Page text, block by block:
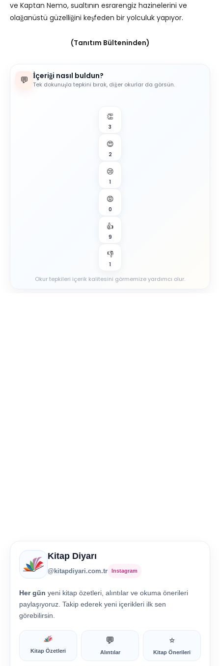
ve Kaptan Nemo, sualtının esrarengiz hazinelerini ve
olağanüstü güzelliğini keşfeden bir yolculuk yapıyor.
(Tanıtım Bülteninden)
💬 İçeriği nasıl buldun?
Tek dokunuşla tepkini bırak, diğer okurlar da görsün.
👏
3
😍
2
😢
1
😡
0
👍
9
👎
1
Okur tepkileri içerik kalitesini görmemize yardımcı olur.
Kitap Diyarı
@kitapdiyari.com.tr Instagram
Her gün yeni kitap özetleri, alıntılar ve okuma önerileri
paylaşıyoruz. Takip ederek yeni içerikleri ilk sen
görebilirsin.
Kitap Özetleri
💬
Alıntılar
⭐
Kitap Önerileri